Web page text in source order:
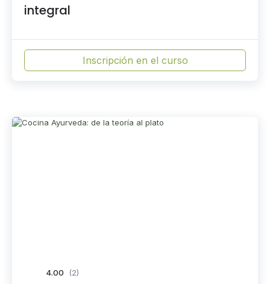
integral
Inscripción en el curso
4.00 (2)